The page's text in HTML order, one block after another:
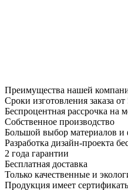
Преимущества нашей
Сроки изготовления заказа от
Беспроцентная рассрочка на
Собственное производство
Большой выбор материалов
Разработка дизайн-проекта
2 года гарантии
Бесплатная доставка
Только качественные и
Продукция имеет